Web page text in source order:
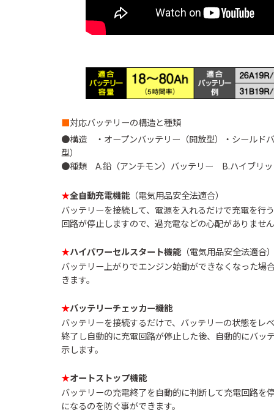
■対応バッテリーの構造と種類
●構造 ・オープンバッテリー（開放型）・シールド
型）
●種類 A.鉛（アンチモン）バッテリー B.ハイブリ
★全自動充電機能（電気用品安全法適合）
バッテリーを接続して、電源を入れるだけで充電を行
回路が停止しますので、過充電などの心配がありませ
★ハイパワーセルスタート機能（電気用品安全法適合
バッテリー上がりでエンジン始動ができなくなった場
きます。
★バッテリーチェッカー機能
バッテリーを接続するだけで、バッテリーの状態をレ
終了し自動的に充電回路が停止した後、自動的にバッ
示します。
★オートストップ機能
バッテリーの充電終了を自動的に判断して充電回路を
になるのを防ぐ事ができます。